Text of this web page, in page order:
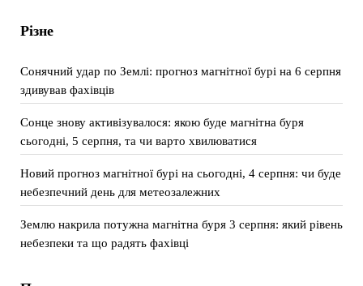
Різне
Сонячний удар по Землі: прогноз магнітної бурі на 6 серпня
здивував фахівців
Сонце знову активізувалося: якою буде магнітна буря
сьогодні, 5 серпня, та чи варто хвилюватися
Новий прогноз магнітної бурі на сьогодні, 4 серпня: чи буде
небезпечний день для метеозалежних
Землю накрила потужна магнітна буря 3 серпня: який рівень
небезпеки та що радять фахівці